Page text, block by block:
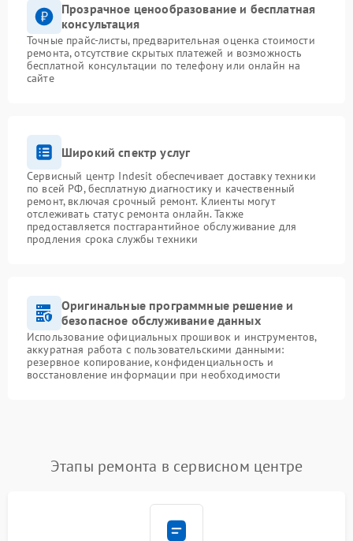
Прозрачное ценообразование и бесплатная
консультация
Точные прайс-листы, предварительная оценка стоимости
ремонта, отсутствие скрытых платежей и возможность
бесплатной консультации по телефону или онлайн на
сайте
Широкий спектр услуг
Сервисный центр Indesit обеспечивает доставку техники
по всей РФ, бесплатную диагностику и качественный
ремонт, включая срочный ремонт. Клиенты могут
отслеживать статус ремонта онлайн. Также
предоставляется постгарантийное обслуживание для
продления срока службы техники
Оригинальные программные решение и
безопасное обслуживание данных
Использование официальных прошивок и инструментов,
аккуратная работа с пользовательскими данными:
резервное копирование, конфиденциальность и
восстановление информации при необходимости
Этапы ремонта в сервисном центре